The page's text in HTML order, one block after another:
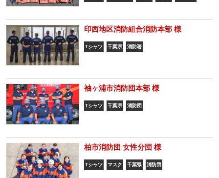
印西地区消防組合消防本部 様
Tシャツ 千葉県 消防署
袖ヶ浦市消防団本部 様
Tシャツ 千葉県 消防団
柏市消防団 女性分団 様
Tシャツ マスク 千葉県 消防団